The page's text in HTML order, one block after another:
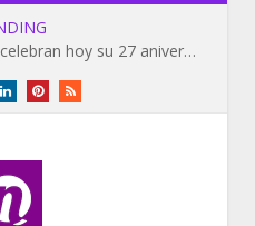
Barack y Michelle Obama celebran hoy su 27 aniversario de bodas
LinkedInPinterestRSS